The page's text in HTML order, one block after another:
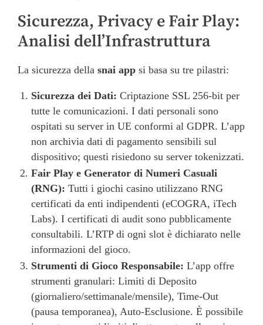
Sicurezza, Privacy e Fair Play:
Analisi dell’Infrastruttura
La sicurezza della snai app si basa su tre pilastri:
Sicurezza dei Dati: Criptazione SSL 256-bit per
tutte le comunicazioni. I dati personali sono
ospitati su server in UE conformi al GDPR. L’app
non archivia dati di pagamento sensibili sul
dispositivo; questi risiedono su server tokenizzati.
Fair Play e Generator di Numeri Casuali
(RNG): Tutti i giochi casino utilizzano RNG
certificati da enti indipendenti (eCOGRA, iTech
Labs). I certificati di audit sono pubblicamente
consultabili. L’RTP di ogni slot è dichiarato nelle
informazioni del gioco.
Strumenti di Gioco Responsabile: L’app offre
strumenti granulari: Limiti di Deposito
(giornaliero/settimanale/mensile), Time-Out
(pausa temporanea), Auto-Esclusione. È possibile